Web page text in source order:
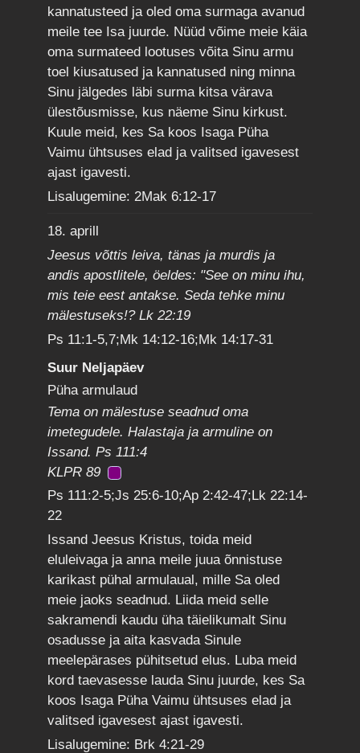
kannatusteed ja oled oma surmaga avanud
meile tee Isa juurde. Nüüd võime meie käia
oma surmateed lootuses võita Sinu armu
toel kiusatused ja kannatused ning minna
Sinu jälgedes läbi surma kitsa värava
ülestõusmisse, kus näeme Sinu kirkust.
Kuule meid, kes Sa koos Isaga Püha
Vaimu ühtsuses elad ja valitsed igavesest
ajast igavesti.
Lisalugemine: 2Mak 6:12-17
18. aprill
Jeesus võttis leiva, tänas ja murdis ja
andis apostlitele, öeldes: "See on minu ihu,
mis teie eest antakse. Seda tehke minu
mälestuseks!? Lk 22:19
Ps 11:1-5,7;Mk 14:12-16;Mk 14:17-31
Suur Neljapäev
Püha armulaud
Tema on mälestuse seadnud oma
imetegudele. Halastaja ja armuline on
Issand. Ps 111:4
KLPR 89
Ps 111:2-5;Js 25:6-10;Ap 2:42-47;Lk 22:14-
22
Issand Jeesus Kristus, toida meid
eluleivaga ja anna meile juua õnnistuse
karikast pühal armulaual, mille Sa oled
meie jaoks seadnud. Liida meid selle
sakramendi kaudu üha täielikumalt Sinu
osadusse ja aita kasvada Sinule
meelepärases pühitsetud elus. Luba meid
kord taevasesse lauda Sinu juurde, kes Sa
koos Isaga Püha Vaimu ühtsuses elad ja
valitsed igavesest ajast igavesti.
Lisalugemine: Brk 4:21-29